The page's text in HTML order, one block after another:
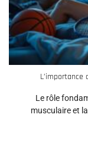
Le rôle
musculaire et